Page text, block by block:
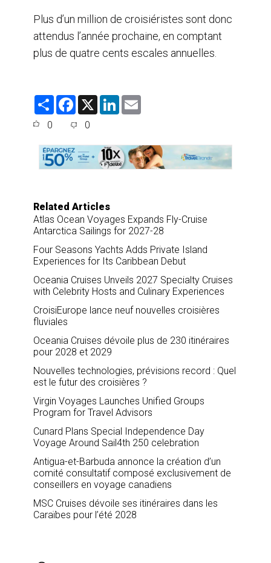
Plus d’un million de croisiéristes sont donc
attendus l’année prochaine, en comptant
plus de quatre cents escales annuelles.
S
F
e
o
o
k
X
L
d
I
n
0 0
Related Articles
Atlas Ocean Voyages Expands Fly-Cruise
Antarctica Sailings for 2027-28
Four Seasons Yachts Adds Private Island
Experiences for Its Caribbean Debut
Oceania Cruises Unveils 2027 Specialty Cruises
with Celebrity Hosts and Culinary Experiences
CroisiEurope lance neuf nouvelles croisières
fluviales
Oceania Cruises dévoile plus de 230 itinéraires
pour 2028 et 2029
Nouvelles technologies, prévisions record : Quel
est le futur des croisières ?
Virgin Voyages Launches Unified Groups
Program for Travel Advisors
Cunard Plans Special Independence Day
Voyage Around Sail4th 250 celebration
Antigua-et-Barbuda annonce la création d’un
comité consultatif composé exclusivement de
conseillers en voyage canadiens
MSC Cruises dévoile ses itinéraires dans les
Caraïbes pour l’été 2028